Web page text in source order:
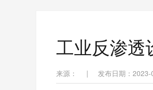
工业反渗透
来源： | 发布日期：2023-